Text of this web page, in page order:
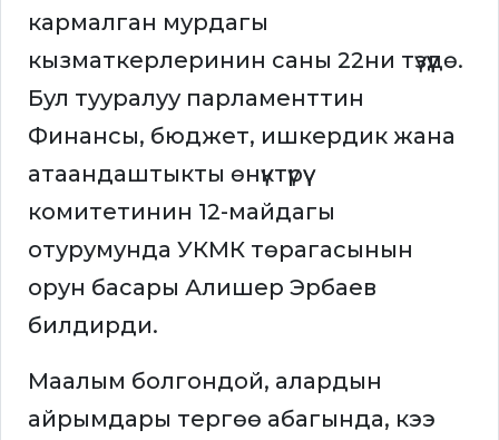
кармалган мурдагы
кызматкерлеринин саны 22ни түзүүдө.
Бул тууралуу парламенттин
Финансы, бюджет, ишкердик жана
атаандаштыкты өнүктүрүү
комитетинин 12-майдагы
отурумунда УКМК төрагасынын
орун басары Алишер Эрбаев
билдирди.
Маалым болгондой, алардын
айрымдары тергөө абагында, кээ